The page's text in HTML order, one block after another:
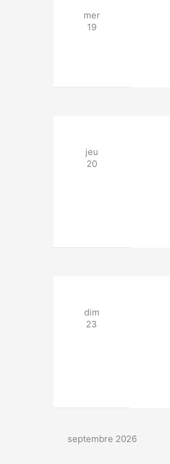
mer
19
jeu
20
dim
23
septembre 2026